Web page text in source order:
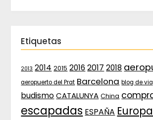
Etiquetas
2013 2014 2015 2016 2017 2018
aeropuerto del Prat Barcelona blog de
budismo CATALUNYA China
escapadas ESPAÑA Europa